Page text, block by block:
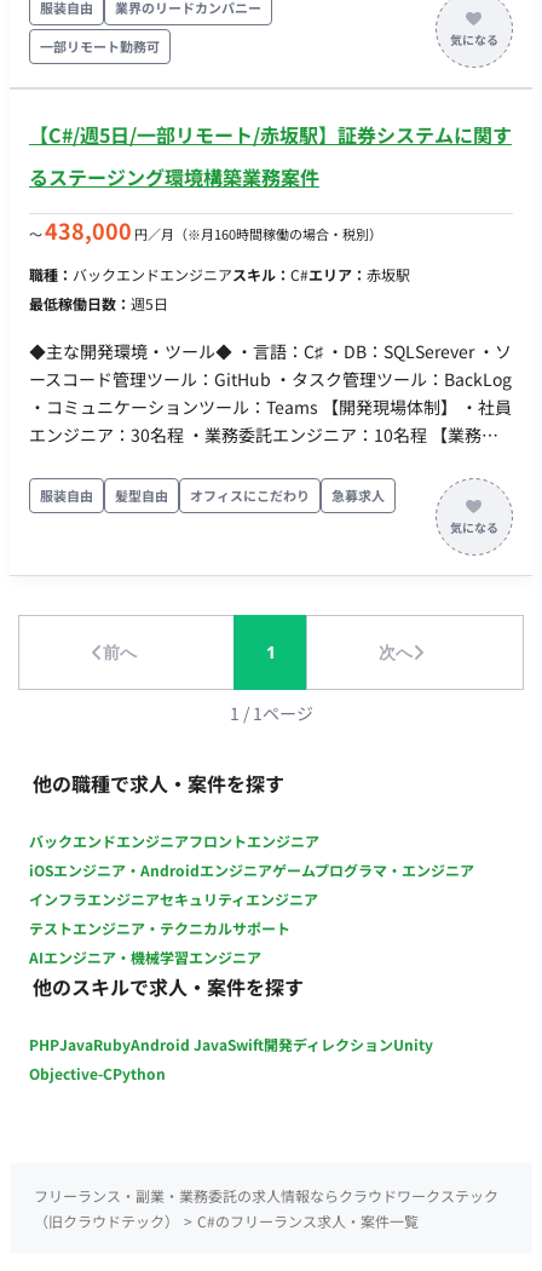
グ：C#, SQL ■働き方 - 週5日勤務 - リモート稼働：可能（端末
セットアップや総合テスト時は出社あり） - フレックス稼働：
要相談 - 作業期間：2025年3月頃 ～ （開始時期は2回目の面談
り、不明点等は質問し易い環境です。
服装自由
業界のリードカンパニー
一部リモート勤務可
【C#/週5日/一部リモート/赤坂駅】証券システムに関す
るステージング環境構築業務案件
〜438,000 円／月 （※月160時間稼働の場合・税別）
職種： バックエンドエンジニアスキル： C#エリア： 赤坂駅
最低稼働日数： 週5日
◆主な開発環境・ツール◆ ・言語：C♯ ・DB：SQLSerever ・ソ
ースコード管理ツール：GitHub ・タスク管理ツール：BackLog
・コミュニケーションツール：Teams 【開発現場体制】 ・社員
エンジニア：30名程 ・業務委託エンジニア：10名程 【業務概
本番環境への反映 ・リリース後クロージングの対応 ・問い合わ
せ対応 ・障害対応 ・システム運用改善 etc. ・出社：週2日リモ
ート可能 ※初月1～2ヶ月は完全出社となります。 ・場所：赤坂
・期間：長期予定 ・時間:9:00～18：00 or 10：00～19：00 ・
服装自由 髪型自由 オフィスにこだわり 急募求人
前へ 1 次へ
1 / 1ページ
他の職種で求人・案件を探す
バックエンドエンジニアフロントエンジニア
iOSエンジニア・Androidエンジニアゲームプログラマ・エンジニア
インフラエンジニアセキュリティエンジニア
テストエンジニア・テクニカルサポート
AIエンジニア・機械学習エンジニア
他のスキルで求人・案件を探す
PHPJavaRubyAndroid JavaSwift開発ディレクションUnity
Objective-CPython
フリーランス・副業・業務委託の求人情報ならクラウドワークステック
（旧クラウドテック）
> C#のフリーランス求人・案件一覧